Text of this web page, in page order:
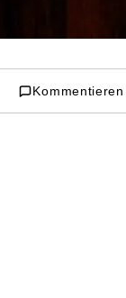
Kommentieren